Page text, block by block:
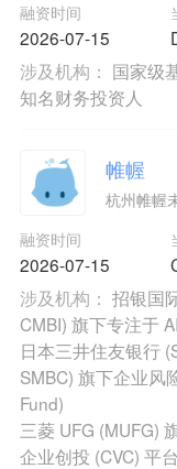
融资时间
2026-07-15
涉及机构： 国家级
知名财务投资人
帷幄
杭州帷幄
融资时间
2026-07-15
涉及机构： 招银国
CMBI) 旗下专注于
日本三井住友银行
SMBC) 旗下企业风
Fund)
三菱 UFG (MUFG)
企业创投 (CVC) 平